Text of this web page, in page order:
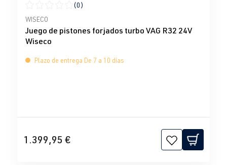
Calificación promedio de 0 de 5 estrellas
(0)
WISECO
Juego de pistones forjados turbo VAG R32 24V
Wiseco
Plazo de entrega De 7 a 10 días
1.399,95 €